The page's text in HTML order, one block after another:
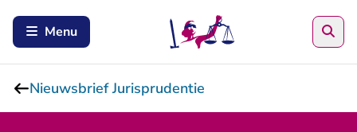
Menu
Nieuwsbrief Jurisprudentie